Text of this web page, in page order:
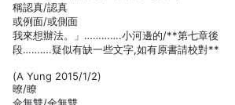
稱認真/認真
或例面/或側面
我來想辦法。」………….小河邊的/**第七章後
段……….疑似有缺一些文字,如有原書請校對**
(A Yung 2015/1/2)
暸/瞭